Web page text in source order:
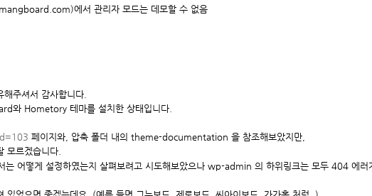
)에서 관리자 모드는 데모할 수 없음
주셔서 감사합니다.
와 Hometory 테마를 설치한 상태입니다.
페이지와, 압축 폴더 내의 theme-documentation 을 참조해보았지만,
모르겠습니다.
는 어떻게 설정하였는지 살펴보려고 시도해보았으나 wp-admin 의 하위링크는 모두 404 에러